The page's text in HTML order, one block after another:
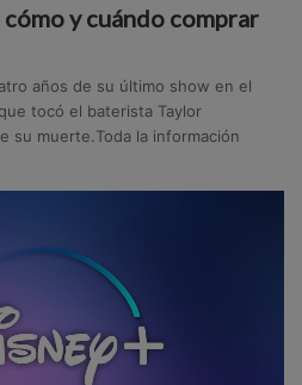
y cuándo comprar
años de su último show en el
tocó el baterista Taylor
su muerte.Toda la información